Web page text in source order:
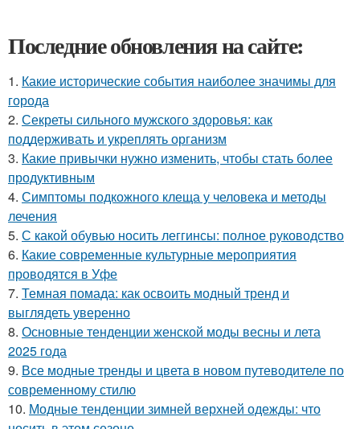
Последние обновления на сайте:
1. Какие исторические события наиболее значимы для
города
2. Секреты сильного мужского здоровья: как
поддерживать и укреплять организм
3. Какие привычки нужно изменить, чтобы стать более
продуктивным
4. Симптомы подкожного клеща у человека и методы
лечения
5. С какой обувью носить леггинсы: полное руководство
6. Какие современные культурные мероприятия
проводятся в Уфе
7. Темная помада: как освоить модный тренд и
выглядеть уверенно
8. Основные тенденции женской моды весны и лета
2025 года
9. Все модные тренды и цвета в новом путеводителе по
современному стилю
10. Модные тенденции зимней верхней одежды: что